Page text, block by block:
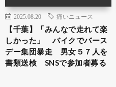
2025.08.20 痛いニュース
【千葉】「みんなで走れて楽
しかった」 バイクでバース
デー集団暴走 男女５７人を
書類送検 SNSで参加者募る